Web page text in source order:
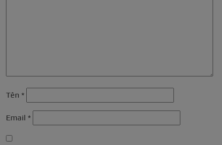
Tên *
Email *